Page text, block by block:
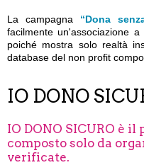
La campagna “Dona
facilmente un'associazione
poiché mostra solo realtà
database del non profit
IO DONO
IO DONO SICURO è
composto solo da
verificate.